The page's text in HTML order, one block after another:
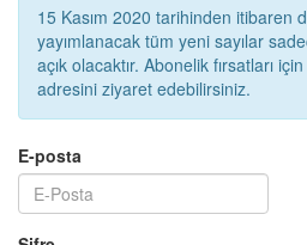
15 Kasım 2020 tarihinden itibaren
yayımlanacak tüm yeni sayılar
açık olacaktır. Abonelik fırsatları için
adresini ziyaret edebilirsiniz.
E-posta